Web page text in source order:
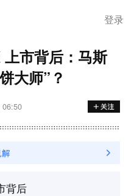
登录
市背后：马斯
大师”？
06:50
背后